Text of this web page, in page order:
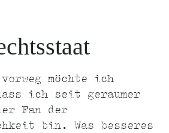
möchte ich
ich seit geraumer
Fan der
bin. Was besseres